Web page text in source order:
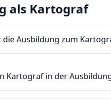
als Kartograf
die Ausbildung zum
Kartograf in der